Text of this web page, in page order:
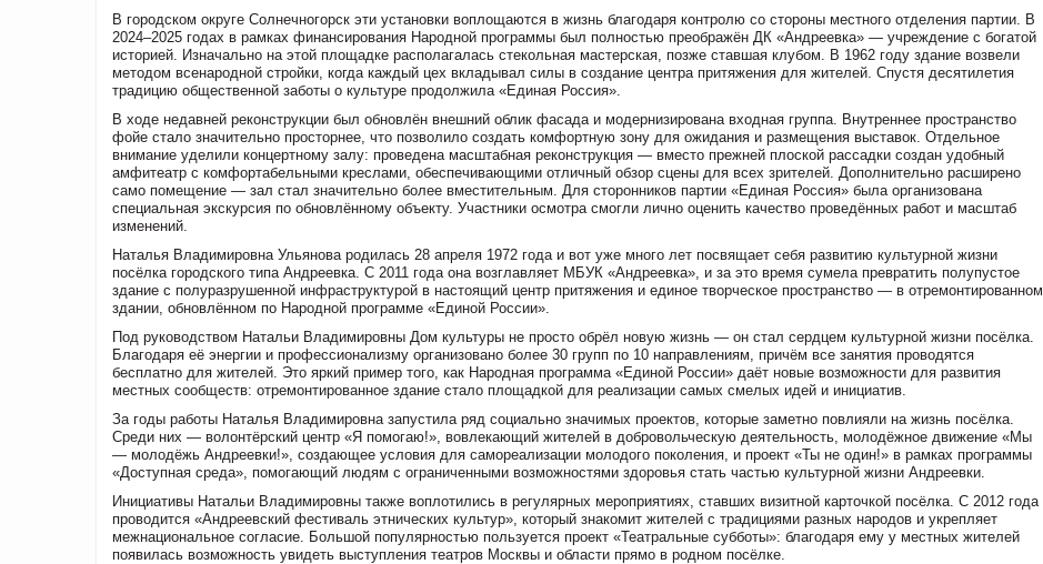
В городском округе Солнечногорск эти установки воплощаются в жизнь благодаря контролю со стороны местного отделения партии. В
2024–2025 годах в рамках финансирования Народной программы был полностью преображён ДК «Андреевка» — учреждение с богатой
историей. Изначально на этой площадке располагалась стекольная мастерская, позже ставшая клубом. В 1962 году здание возвели
методом всенародной стройки, когда каждый цех вкладывал силы в создание центра притяжения для жителей. Спустя десятилетия
традицию общественной заботы о культуре продолжила «Единая Россия».
В ходе недавней реконструкции был обновлён внешний облик фасада и модернизирована входная группа. Внутреннее пространство
фойе стало значительно просторнее, что позволило создать комфортную зону для ожидания и размещения выставок. Отдельное
внимание уделили концертному залу: проведена масштабная реконструкция — вместо прежней плоской рассадки создан удобный
амфитеатр с комфортабельными креслами, обеспечивающими отличный обзор сцены для всех зрителей. Дополнительно расширено
само помещение — зал стал значительно более вместительным. Для сторонников партии «Единая Россия» была организована
специальная экскурсия по обновлённому объекту. Участники осмотра смогли лично оценить качество проведённых работ и масштаб
изменений.
Наталья Владимировна Ульянова родилась 28 апреля 1972 года и вот уже много лет посвящает себя развитию культурной жизни
посёлка городского типа Андреевка. С 2011 года она возглавляет МБУК «Андреевка», и за это время сумела превратить полупустое
здание с полуразрушенной инфраструктурой в настоящий центр притяжения и единое творческое пространство — в отремонтированном
здании, обновлённом по Народной программе «Единой России».
Под руководством Натальи Владимировны Дом культуры не просто обрёл новую жизнь — он стал сердцем культурной жизни посёлка.
Благодаря её энергии и профессионализму организовано более 30 групп по 10 направлениям, причём все занятия проводятся
бесплатно для жителей. Это яркий пример того, как Народная программа «Единой России» даёт новые возможности для развития
местных сообществ: отремонтированное здание стало площадкой для реализации самых смелых идей и инициатив.
За годы работы Наталья Владимировна запустила ряд социально значимых проектов, которые заметно повлияли на жизнь посёлка.
Среди них — волонтёрский центр «Я помогаю!», вовлекающий жителей в добровольческую деятельность, молодёжное движение «Мы
— молодёжь Андреевки!», создающее условия для самореализации молодого поколения, и проект «Ты не один!» в рамках программы
«Доступная среда», помогающий людям с ограниченными возможностями здоровья стать частью культурной жизни Андреевки.
Инициативы Натальи Владимировны также воплотились в регулярных мероприятиях, ставших визитной карточкой посёлка. С 2012 года
проводится «Андреевский фестиваль этнических культур», который знакомит жителей с традициями разных народов и укрепляет
межнациональное согласие. Большой популярностью пользуется проект «Театральные субботы»: благодаря ему у местных жителей
появилась возможность увидеть выступления театров Москвы и области прямо в родном посёлке.